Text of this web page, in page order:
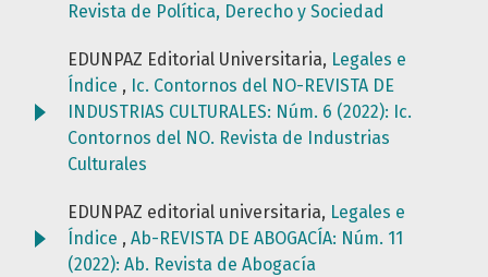
Revista de Política, Derecho y Sociedad
EDUNPAZ Editorial Universitaria, Legales e
Índice , Ic. Contornos del NO-REVISTA DE
INDUSTRIAS CULTURALES: Núm. 6 (2022): Ic.
Contornos del NO. Revista de Industrias
Culturales
EDUNPAZ editorial universitaria, Legales e
Índice , Ab-REVISTA DE ABOGACÍA: Núm. 11
(2022): Ab. Revista de Abogacía